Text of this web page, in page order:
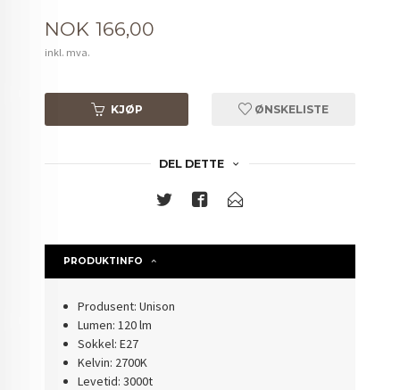
Pris
NOK 166,00
inkl. mva.
KJØP ØNSKELISTE
DEL DETTE
PRODUKTINFO
Produsent: Unison
Lumen: 120 lm
Sokkel: E27
Kelvin: 2700K
Levetid: 3000t